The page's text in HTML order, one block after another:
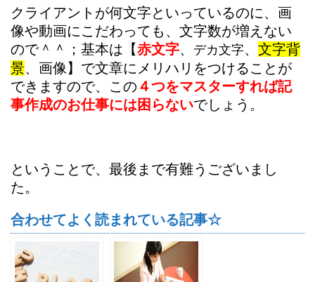
クライアントが何文字といっているのに、画
像や動画にこだわっても、文字数が増えない
ので＾＾；基本は【赤文字、 デカ文字、 文字背
景、画像】で文章にメリハリをつけることが
できますので、この ４つをマスターすれば記
事作成のお仕事には困らないでしょう。
ということで、最後まで有難うございまし
た。
合わせてよく読まれている記事☆